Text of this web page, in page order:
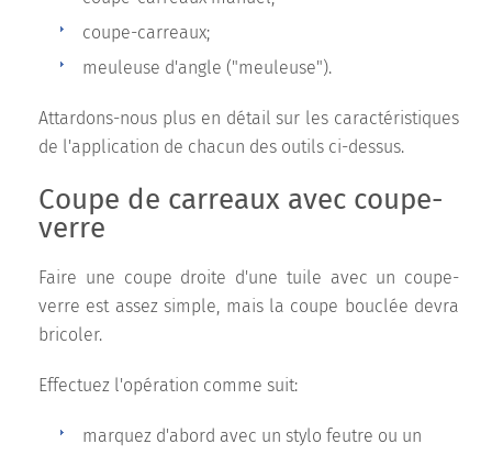
coupe-carreaux;
meuleuse d'angle ("meuleuse").
Attardons-nous plus en détail sur les caractéristiques
de l'application de chacun des outils ci-dessus.
Coupe de carreaux avec coupe-
verre
Faire une coupe droite d'une tuile avec un coupe-
verre est assez simple, mais la coupe bouclée devra
bricoler.
Effectuez l'opération comme suit:
marquez d'abord avec un stylo feutre ou un